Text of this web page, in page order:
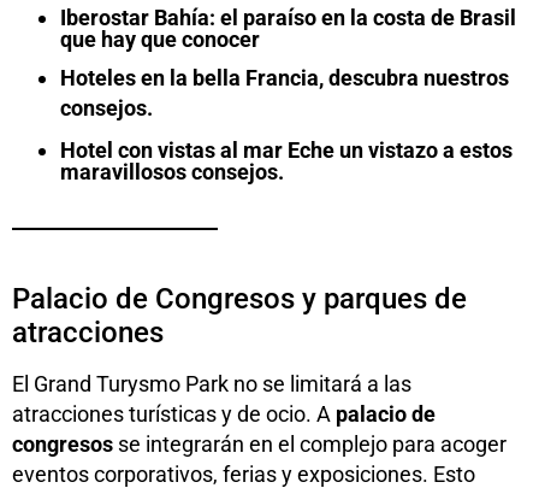
Iberostar Bahía: el paraíso en la costa de Brasil
que hay que conocer
Hoteles en la bella Francia, descubra nuestros
consejos.
Hotel con vistas al mar Eche un vistazo a estos
maravillosos consejos.
Palacio de Congresos y parques de
atracciones
El Grand Turysmo Park no se limitará a las
atracciones turísticas y de ocio. A palacio de
congresos se integrarán en el complejo para acoger
eventos corporativos, ferias y exposiciones. Esto